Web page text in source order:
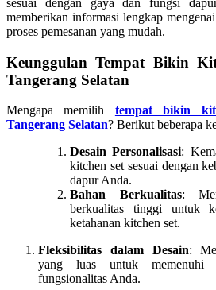
sesuai dengan gaya dan fungsi
memberikan informasi lengkap
proses pemesanan yang mudah.
Keunggulan Tempat Bikin
Tangerang Selatan
Mengapa memilih tempat bikin
Tangerang Selatan? Berikut beberapa
Desain Personalisasi:
kitchen set sesuai dengan
dapur Anda.
Bahan Berkualitas:
berkualitas tinggi untuk
ketahanan kitchen set.
Fleksibilitas dalam Desain:
yang luas untuk memenuhi
fungsionalitas Anda.